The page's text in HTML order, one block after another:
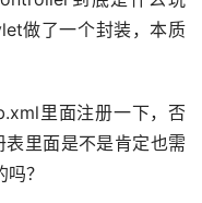
做了一个封装，本质
里面注册一下，否
里面是不是肯定也需
？